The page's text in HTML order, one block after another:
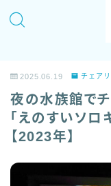
チェア活！について
記事一覧
2025.06.19 チェア
夜の水族館で
「えのすいソロ
【2023年】